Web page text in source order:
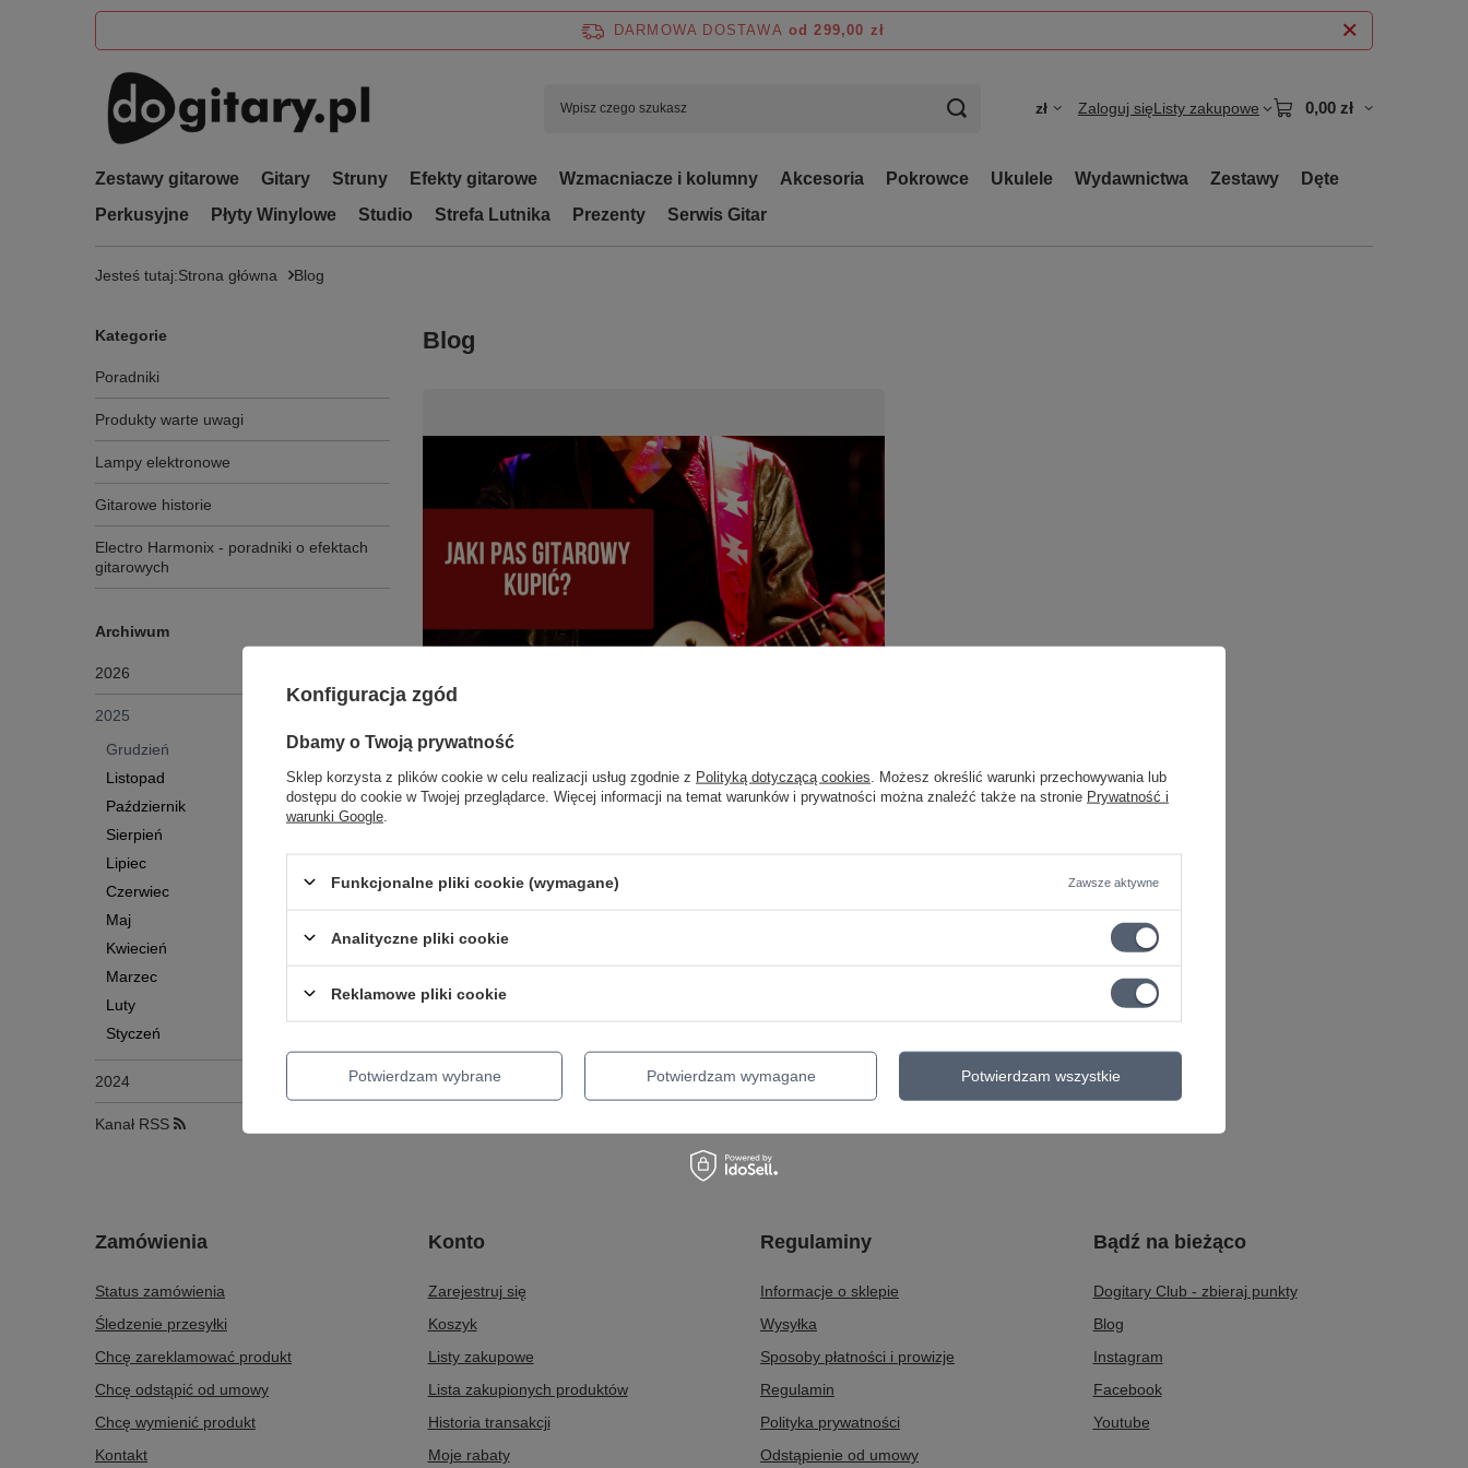
DARMOWA DOSTAWA od 299,00 zł
zł Zaloguj sięListy zakupowe 0,00 zł
Zestawy gitarowe Gitary Struny Efekty gitarowe Wzmacniacze i kolumny Akcesoria Pokrowce Ukulele Wydawnictwa Zestawy
Dęte
Perkusyjne
Płyty Winylowe Studio Strefa Lutnika Prezenty Serwis Gitar
Jesteś tutaj:Strona główna Blog
Kategorie
Poradniki
Produkty warte uwagi
Lampy elektronowe
Gitarowe historie
Electro Harmonix - poradniki o efektach
gitarowych
Archiwum
2026
2025
Grudzień
Listopad
Październik
Sierpień
Lipiec
Czerwiec
Maj
Kwiecień
Marzec
Luty
Styczeń
2024
Kanał RSS
Blog
Najlepsze marki pasów do gitary - jaki pas gitarowy
kupić? Przewodnik dla gitarzystów
jakie są różnice między modelami do gitary elektrycznej,
materiały, podpowiadamy najlepsze marki oraz pokazujemy,
początkujących i nie tylko!
Zamówienia
Status zamówienia
Śledzenie przesyłki
Chcę zareklamować produkt
Chcę odstąpić od umowy
Chcę wymienić produkt
Kontakt
Konto
Zarejestruj się
Koszyk
Listy zakupowe
Lista zakupionych produktów
Historia transakcji
Moje rabaty
Regulaminy
Informacje o sklepie
Wysyłka
Sposoby płatności i prowizje
Regulamin
Polityka prywatności
Odstąpienie od umowy
Bądź na bieżąco
Dogitary Club - zbieraj punkty
Blog
Instagram
Facebook
Youtube
Konfiguracja zgód
Dbamy o Twoją prywatność
Sklep korzysta z plików cookie w celu realizacji usług zgodnie z Polityką dotyczącą cookies . Możesz określić warunki przechowywania lub
dostępu do cookie w Twojej przeglądarce. Więcej informacji na temat warunków i prywatności można znaleźć także na stronie Prywatność i
warunki Google
Funkcjonalne pliki cookie (wymagane) Zawsze aktywne
Analityczne pliki cookie
Reklamowe pliki cookie
Potwierdzam wybrane Potwierdzam wymagane Potwierdzam wszystkie